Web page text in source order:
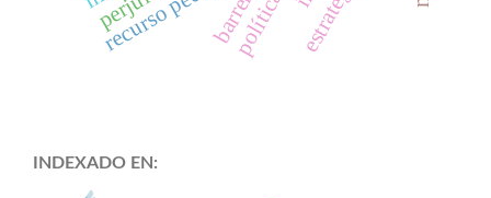
INDEXADO EN: